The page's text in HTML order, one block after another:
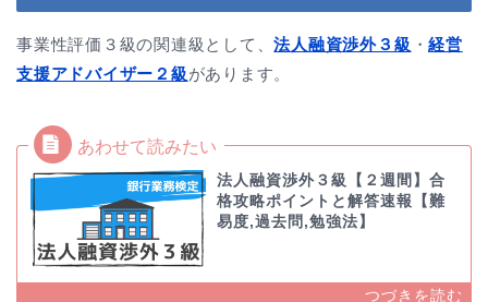
事業性評価３級の関連級として、法人融資渉外３級 ・経営
支援アドバイザー２級があります。
法人融資渉外３級【２週間】合
格攻略ポイントと解答速報【難
易度,過去問,勉強法】